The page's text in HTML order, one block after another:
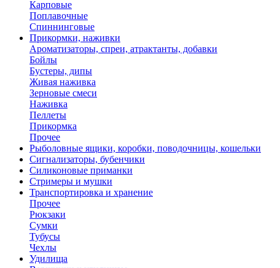
Карповые
Поплавочные
Спиннинговые
Прикормки, наживки
Ароматизаторы, спреи, атрактанты, добавки
Бойлы
Бустеры, дипы
Живая наживка
Зерновые смеси
Наживка
Пеллеты
Прикормка
Прочее
Рыболовные ящики, коробки, поводочницы, кошельки
Сигнализаторы, бубенчики
Силиконовые приманки
Стримеры и мушки
Транспортировка и хранение
Прочее
Рюкзаки
Сумки
Тубусы
Чехлы
Удилища